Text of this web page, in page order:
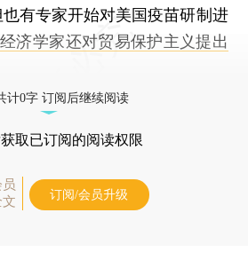
也有专家开始对美国疫苗研制进
经济学家还对贸易保护主义提出
计0字 订阅后继续阅读
取已订阅的阅读权限
订阅/会员升级